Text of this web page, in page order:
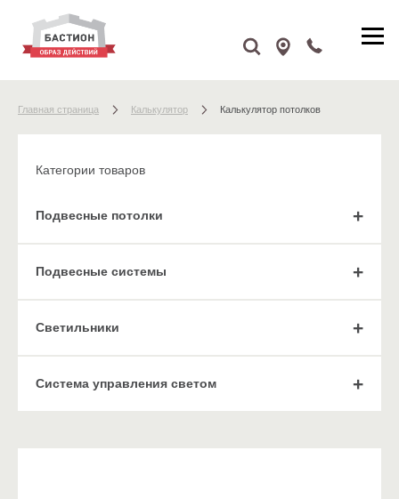
Главная страница Калькулятор Калькулятор потолков
Категории товаров
Подвесные потолки
Подвесные системы
Cветильники
Система управления светом